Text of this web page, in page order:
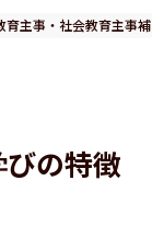
育主事・社会教育主事補
の特徴